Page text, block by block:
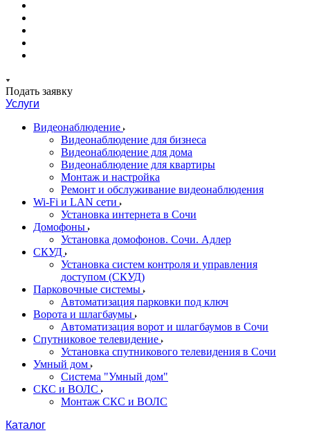
Подать заявку
Услуги
Видеонаблюдение
Видеонаблюдение для бизнеса
Видеонаблюдение для дома
Видеонаблюдение для квартиры
Монтаж и настройка
Ремонт и обслуживание видеонаблюдения
Wi-Fi и LAN сети
Установка интернета в Сочи
Домофоны
Установка домофонов. Сочи. Адлер
СКУД
Установка систем контроля и управления
доступом (СКУД)
Парковочные системы
Автоматизация парковки под ключ
Ворота и шлагбаумы
Автоматизация ворот и шлагбаумов в Сочи
Спутниковое телевидение
Установка спутникового телевидения в Сочи
Умный дом
Система "Умный дом"
СКС и ВОЛС
Монтаж СКС и ВОЛС
Каталог